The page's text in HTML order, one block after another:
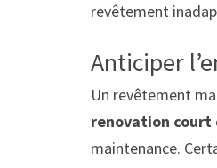
revêtement
Anticiper
Un revêtement
renovation court
maintenance.